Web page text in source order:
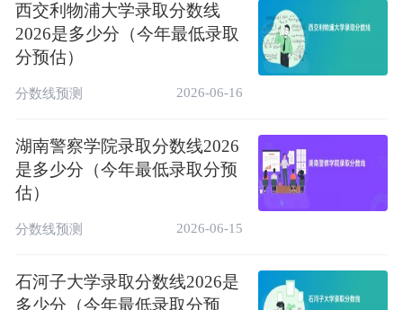
西交利物浦大学录取分数线
2026是多少分（今年最低录取
分预估）
分数线预测 2026-06-16
湖南警察学院录取分数线2026
是多少分（今年最低录取分预
估）
分数线预测 2026-06-15
石河子大学录取分数线2026是
多少分（今年最低录取分预